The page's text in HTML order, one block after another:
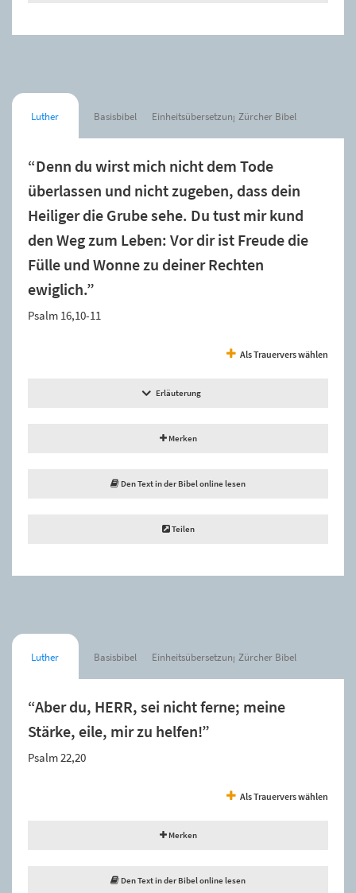
Luther Basisbibel Einheitsübersetzung Zürcher Bibel
“Denn du wirst mich nicht dem Tode
überlassen und nicht zugeben, dass dein
Heiliger die Grube sehe. Du tust mir kund
den Weg zum Leben: Vor dir ist Freude die
Fülle und Wonne zu deiner Rechten
ewiglich.”
Psalm 16,10-11
Als Trauervers wählen
Erläuterung
Merken
Den Text in der Bibel online lesen
Teilen
Luther Basisbibel Einheitsübersetzung Zürcher Bibel
“Aber du, HERR, sei nicht ferne; meine
Stärke, eile, mir zu helfen!”
Psalm 22,20
Als Trauervers wählen
Merken
Den Text in der Bibel online lesen